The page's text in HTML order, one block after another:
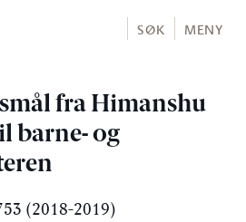
SØK MENY
fra Himanshu
barne- og
(2018-2019)